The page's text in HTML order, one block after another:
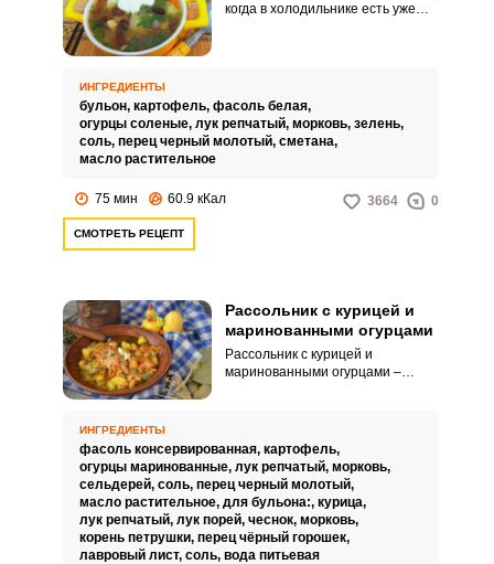
когда в холодильнике есть уже
ИНГРЕДИЕНТЫ
бульон, картофель, фасоль белая,
огурцы соленые, лук репчатый, морковь, зелень,
соль, перец черный молотый, сметана,
масло растительное
75 мин 60.9 кКал 3664 0
СМОТРЕТЬ РЕЦЕПТ
Рассольник с курицей и
маринованными огурцами
Рассольник с курицей и
маринованными огурцами –
Рассольник можно приготовить
впрок на несколько дней вперед,
он может стоять в холодильнике
3-4 дня.
ИНГРЕДИЕНТЫ
фасоль консервированная, картофель,
огурцы маринованные, лук репчатый, морковь,
сельдерей, соль, перец черный молотый,
масло растительное, для бульона:, курица,
лук репчатый, лук порей, чеснок, морковь,
корень петрушки, перец чёрный горошек,
лавровый лист, соль, вода питьевая